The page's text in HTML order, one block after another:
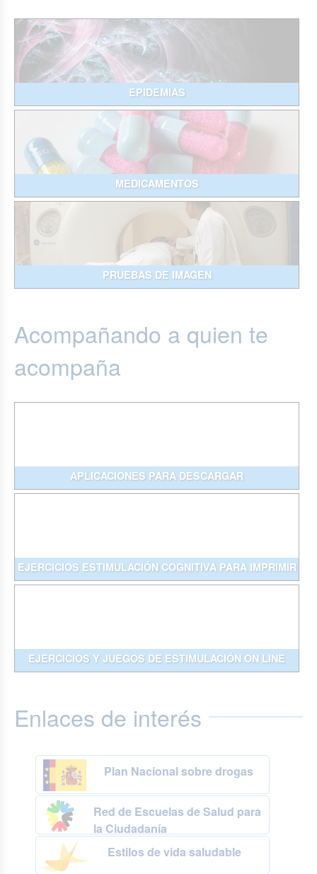
EPIDEMIAS
MEDICAMENTOS
PRUEBAS DE IMAGEN
Acompañando a quien te
acompaña
APLICACIONES PARA DESCARGAR
EJERCICIOS ESTIMULACIÓN COGNITIVA PARA IMPRIMIR
EJERCICIOS Y JUEGOS DE ESTIMULACIÓN ON LINE
Enlaces de interés
Plan Nacional sobre drogas
Red de Escuelas de Salud para
la Ciudadanía
Estilos de vida saludable